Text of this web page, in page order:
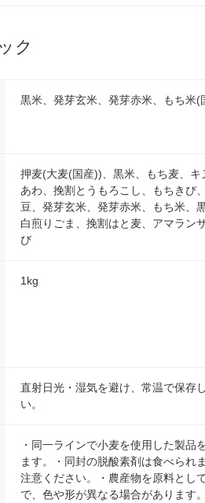
ク
黒米、発芽玄米、発芽赤米、もち米(
押麦(大麦(国産))、黒米、もち麦、キ
あわ、挽割とうもろこし、もちきび
豆、発芽玄米、発芽赤米、もち米、
白煎りごま、挽割はと麦、アマラン
び
1kg
直射日光・湿気を避け、常温で保存
い。
・同一ラインで小麦を使用した製品
ます。・同封の脱酸素剤は食べられ
注意ください。・農産物を原料とし
で、色や形が異なる場合があります